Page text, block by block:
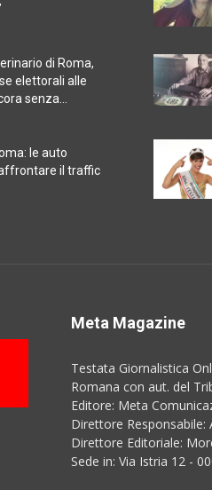
di Roma,
elettorali alle
senza...
le auto
il traffic
Meta Magazine
Testata Giornalistica
Romana con aut. del
Editore: Meta
Direttore Responsabile:
Direttore Editoriale:
Sede in: Via Istria 12 -